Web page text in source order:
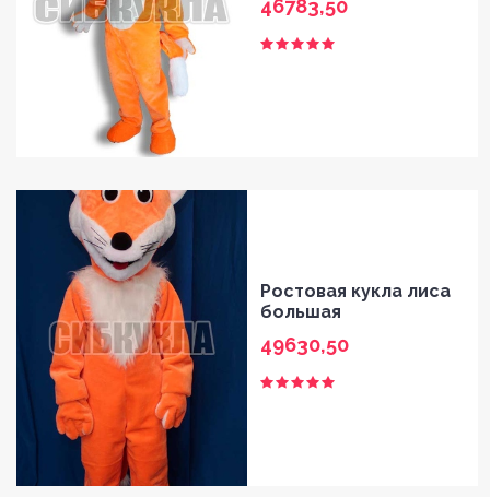
46783,50
Ростовая кукла лиса
большая
49630,50